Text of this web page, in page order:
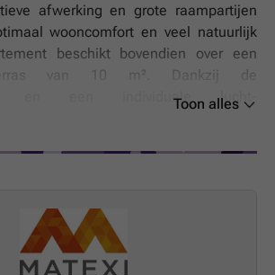
afwerking en grote raampartijen
wooncomfort en veel natuurlijk
beschikt bovendien over een
terras van 10 m². Dankzij de
en een individuele lucht-
nieuw buurtpark als groene buur.Meer
vetexof bel naar
Toon alles